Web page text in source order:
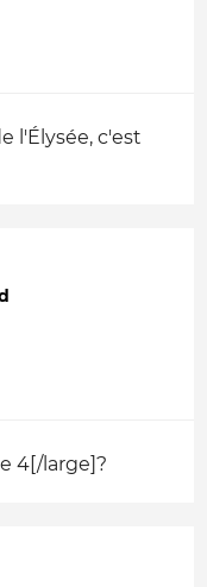
l'Élysée, c'est
4[/large]?